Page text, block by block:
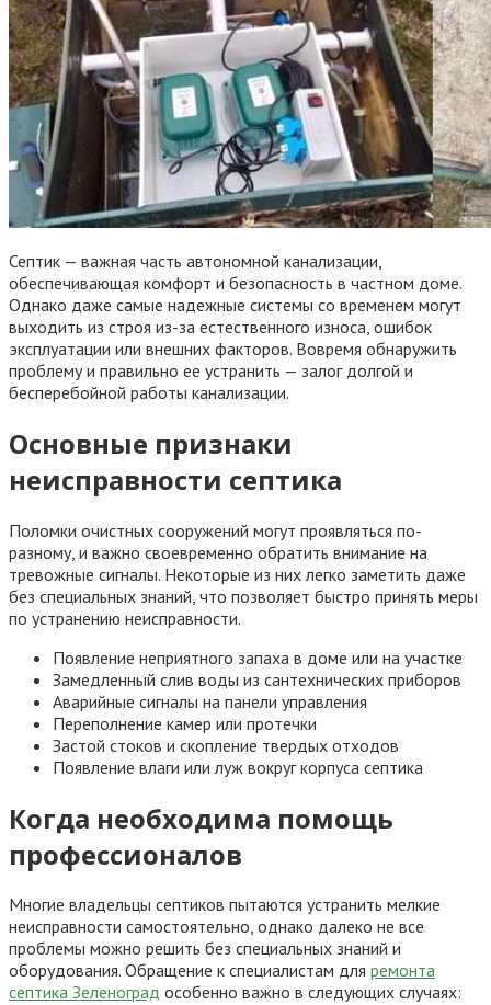
Септик — важная часть автономной канализации,
обеспечивающая комфорт и безопасность в частном доме.
Однако даже самые надежные системы со временем могут
выходить из строя из-за естественного износа, ошибок
эксплуатации или внешних факторов. Вовремя обнаружить
проблему и правильно ее устранить — залог долгой и
бесперебойной работы канализации.
Основные признаки
неисправности септика
Поломки очистных сооружений могут проявляться по-
разному, и важно своевременно обратить внимание на
тревожные сигналы. Некоторые из них легко заметить даже
без специальных знаний, что позволяет быстро принять меры
по устранению неисправности.
Появление неприятного запаха в доме или на участке
Замедленный слив воды из сантехнических приборов
Аварийные сигналы на панели управления
Переполнение камер или протечки
Застой стоков и скопление твердых отходов
Появление влаги или луж вокруг корпуса септика
Когда необходима помощь
профессионалов
Многие владельцы септиков пытаются устранить мелкие
неисправности самостоятельно, однако далеко не все
проблемы можно решить без специальных знаний и
оборудования. Обращение к специалистам для ремонта
септика Зеленоград особенно важно в следующих случаях: